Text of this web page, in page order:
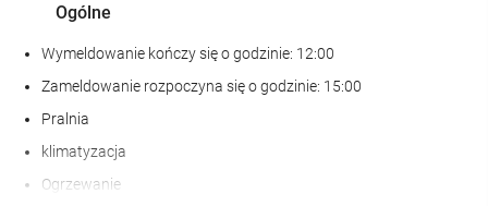
Ogólne
Wymeldowanie kończy się o godzinie: 12:00
Zameldowanie rozpoczyna się o godzinie: 15:00
Pralnia
klimatyzacja
Ogrzewanie